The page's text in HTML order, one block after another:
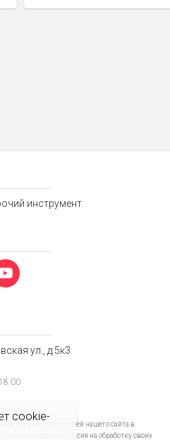
cookie-
ул., д.5к3
данные посетителей нашего сайта в
. Если вы не даете согласия на обработку своих
инструмент